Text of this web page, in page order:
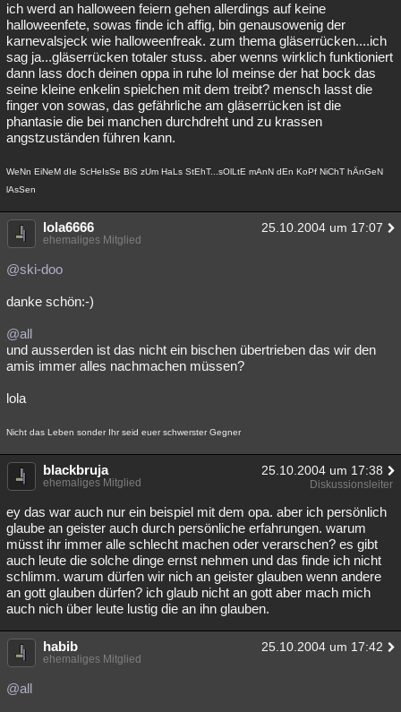
ich werd an halloween feiern gehen allerdings auf keine
halloweenfete, sowas finde ich affig, bin genausowenig der
karnevalsjeck wie halloweenfreak. zum thema gläserrücken....ich
sag ja...gläserrücken totaler stuss. aber wenns wirklich funktioniert
dann lass doch deinen oppa in ruhe lol meinse der hat bock das
seine kleine enkelin spielchen mit dem treibt? mensch lasst die
finger von sowas, das gefährliche am gläserrücken ist die
phantasie die bei manchen durchdreht und zu krassen
angstzuständen führen kann.
WeNn EiNeM dIe ScHeIsSe BiS zUm HaLs StEhT...sOlLtE mAnN dEn KoPf NiChT hÄnGeN
lAsSen
lola6666 25.10.2004 um 17:07
ehemaliges Mitglied
@ski-doo
danke schön:-)
@all
und ausserden ist das nicht ein bischen übertrieben das wir den
amis immer alles nachmachen müssen?
lola
Nicht das Leben sonder Ihr seid euer schwerster Gegner
blackbruja 25.10.2004 um 17:38
ehemaliges Mitglied Diskussionsleiter
ey das war auch nur ein beispiel mit dem opa. aber ich persönlich
glaube an geister auch durch persönliche erfahrungen. warum
müsst ihr immer alle schlecht machen oder verarschen? es gibt
auch leute die solche dinge ernst nehmen und das finde ich nicht
schlimm. warum dürfen wir nich an geister glauben wenn andere
an gott glauben dürfen? ich glaub nicht an gott aber mach mich
auch nich über leute lustig die an ihn glauben.
habib 25.10.2004 um 17:42
ehemaliges Mitglied
@all